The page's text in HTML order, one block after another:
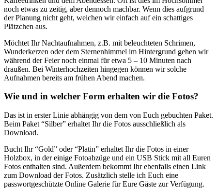
noch etwas zu zeitig, aber dennoch machbar. Wenn dies aufgrund
der Planung nicht geht, weichen wir einfach auf ein schattiges
Plätzchen aus.
Möchtet Ihr Nachtaufnahmen, z.B. mit beleuchteten Schrimen,
Wunderkerzen oder dem Sternenhimmel im Hintergrund gehen wir
während der Feier noch einmal für etwa 5 – 10 Minuten nach
draußen. Bei Winterhochzeiten hingegen können wir solche
Aufnahmen bereits am frühen Abend machen.
Wie und in welcher Form erhalten wir die Fotos?
Das ist in erster Linie abhängig von dem von Euch gebuchten Paket.
Beim Paket “Silber” erhaltet Ihr die Fotos ausschließlich als
Download.
Bucht Ihr “Gold” oder “Platin” erhaltet Ihr die Fotos in einer
Holzbox, in der einige Fotoabzüge und ein USB Stick mit all Euren
Fotos enthalten sind. Außerdem bekommt Ihr ebenfalls einen Link
zum Download der Fotos. Zusätzlich stelle ich Euch eine
passwortgeschützte Online Galerie für Eure Gäste zur Verfügung.